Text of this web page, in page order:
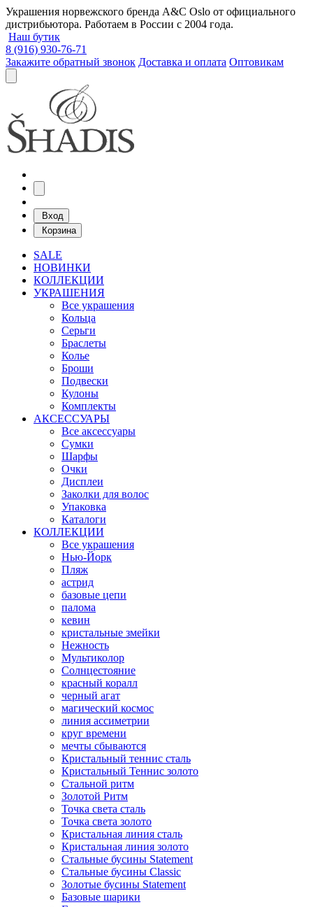
Украшения норвежского бренда A&C Oslo от официального
дистрибьютора. Работаем в России с 2004 года.
Наш бутик
8 (916) 930-76-71
Закажите обратный звонок Доставка и оплата Оптовикам
Вход
Корзина
SALE
НОВИНКИ
КОЛЛЕКЦИИ
УКРАШЕНИЯ
Все украшения
Кольца
Серьги
Браслеты
Колье
Броши
Подвески
Кулоны
Комплекты
АКСЕССУАРЫ
Все аксессуары
Сумки
Шарфы
Очки
Дисплеи
Заколки для волос
Упаковка
Каталоги
КОЛЛЕКЦИИ
Все украшения
Нью-Йорк
Пляж
астрид
базовые цепи
палома
кевин
кристальные змейки
Нежность
Мультиколор
Солнцестояние
красный коралл
черный агат
магический космос
линия ассиметрии
круг времени
мечты сбываются
Кристальный теннис сталь
Кристальный Теннис золото
Стальной ритм
Золотой Ритм
Точка света сталь
Точка света золото
Кристальная линия сталь
Кристальная линия золото
Стальные бусины Statement
Стальные бусины Classic
Золотые бусины Statement
Базовые шарики